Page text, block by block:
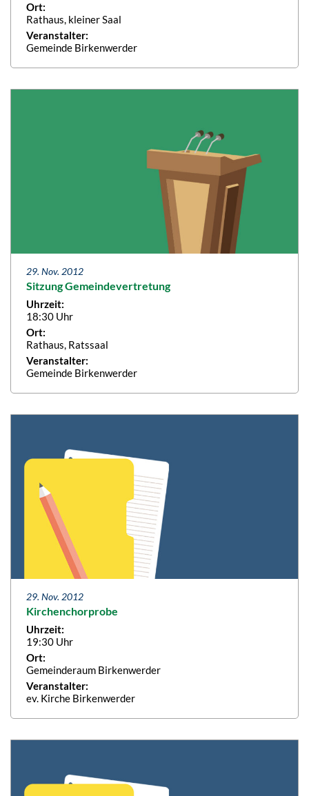
Ort:
Rathaus, kleiner Saal
Veranstalter:
Gemeinde Birkenwerder
29. Nov. 2012
Sitzung Gemeindevertretung
Uhrzeit:
18:30 Uhr
Ort:
Rathaus, Ratssaal
Veranstalter:
Gemeinde Birkenwerder
29. Nov. 2012
Kirchenchorprobe
Uhrzeit:
19:30 Uhr
Ort:
Gemeinderaum Birkenwerder
Veranstalter:
ev. Kirche Birkenwerder